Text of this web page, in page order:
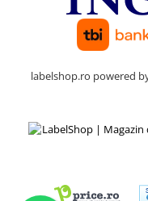
labelshop.ro powered